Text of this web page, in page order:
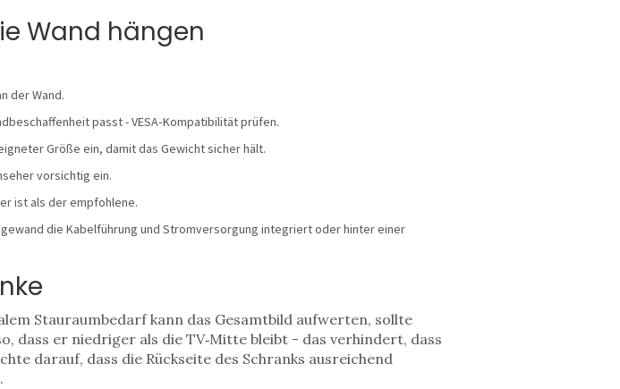
Wand hängen
der Wand.
passt- VESA‑Kompatibilität prüfen.
Größe ein, damit das Gewicht sicher hält.
vorsichtig ein.
ist als der empfohlene.
die Kabelführung und Stromversorgung integriertoder hinter einer
Stauraumbedarfkann das Gesamtbild aufwerten, sollte
dass er niedriger als die TV‑Mitte bleibt - das verhindert, dass
darauf, dass die Rückseite des Schranks ausreichend
.